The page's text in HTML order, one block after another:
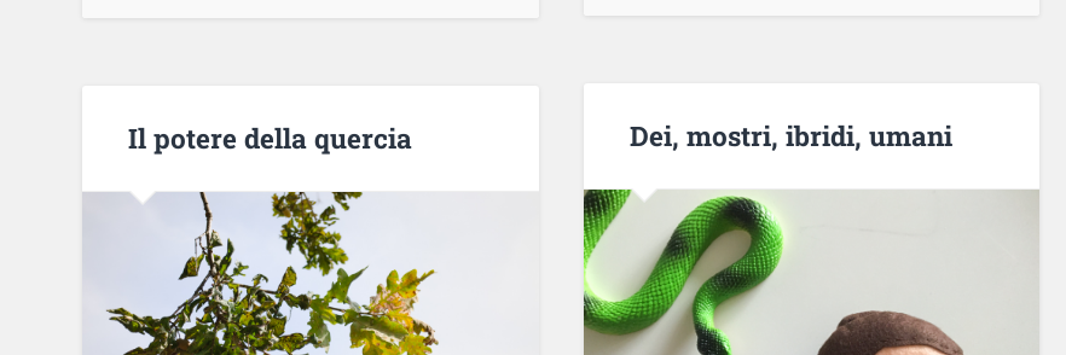
Dei, mostri, ibridi, umani
Il potere della quercia